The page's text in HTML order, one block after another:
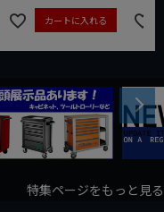
カートに入れる
Next
特集ページをもっと見る